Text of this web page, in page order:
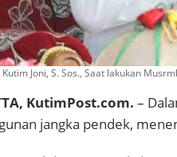
Kutim Joni, S. Sos., Saat lakukan
KutimPost.com. –
jangka pendek,